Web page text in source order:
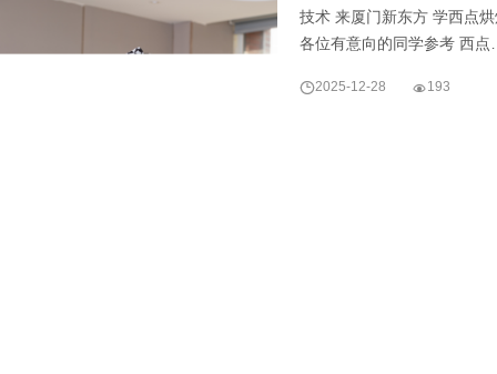
技术 来厦门新东方 学西点
各位有意向的同学参考 西
2025-12-28 193